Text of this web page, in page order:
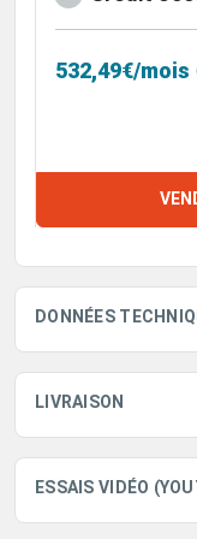
532,49€/mois
DONNÉES
LIVRAISON
ESSAIS VIDÉO